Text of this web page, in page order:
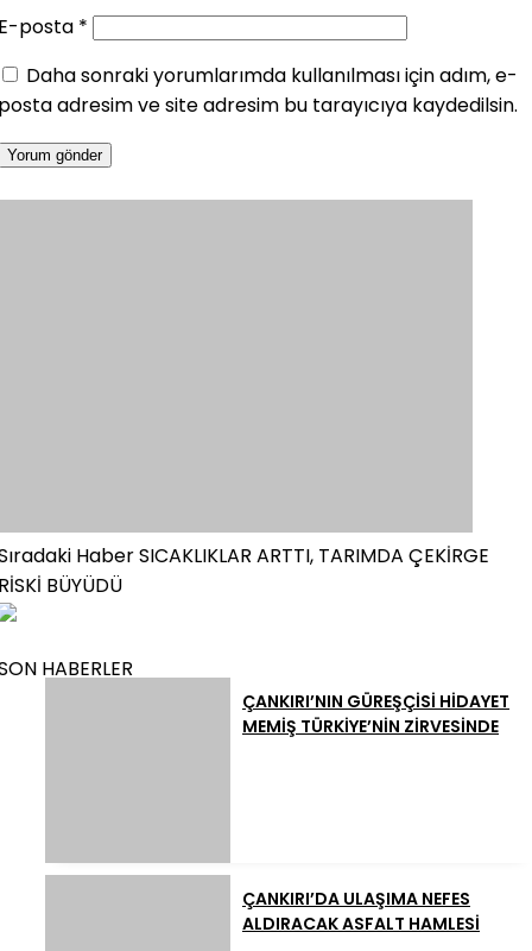
posta *
Daha sonraki yorumlarımda kullanılması için adım, e-
adresim ve site adresim bu tarayıcıya kaydedilsin.
HaberSICAKLIKLAR ARTTI, TARIMDA ÇEKİRGE
BÜYÜDÜ
HABERLER
ÇANKIRI’NIN GÜREŞÇİSİ HİDAYET
MEMİŞ TÜRKİYE’NİN ZİRVESİNDE
ÇANKIRI’DA ULAŞIMA NEFES
ALDIRACAK ASFALT HAMLESİ